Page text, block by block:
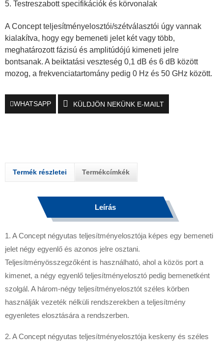
5. Testreszabott specifikációk és körvonalak
A Concept teljesítményelosztói/szétválasztói úgy vannak
kialakítva, hogy egy bemeneti jelet két vagy több,
meghatározott fázisú és amplitúdójú kimeneti jelre
bontsanak. A beiktatási veszteség 0,1 dB és 6 dB között
mozog, a frekvenciatartomány pedig 0 Hz és 50 GHz között.
WHATSAPP KÜLDJÖN NEKÜNK E-MAILT
Termék részletei Termékcímkék
Leírás
1. A Concept négyutas teljesítményelosztója képes egy bemeneti
jelet négy egyenlő és azonos jelre osztani.
Teljesítményösszegzőként is használható, ahol a közös port a
kimenet, a négy egyenlő teljesítményelosztó pedig bemenetként
szolgál. A három-négy teljesítményelosztót széles körben
használják vezeték nélküli rendszerekben a teljesítmény
egyenletes elosztására a rendszerben.
2. A Concept négyutas teljesítményelosztója keskeny és széles